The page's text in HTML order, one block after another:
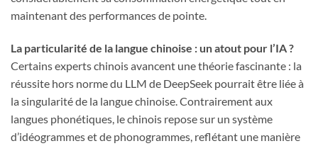
maintenant des performances de pointe.
La particularité de la langue chinoise : un atout pour l’IA ?
Certains experts chinois avancent une théorie fascinante : la
réussite hors norme du LLM de DeepSeek pourrait être liée à
la singularité de la langue chinoise. Contrairement aux
langues phonétiques, le chinois repose sur un système
d’idéogrammes et de phonogrammes, reflétant une manière